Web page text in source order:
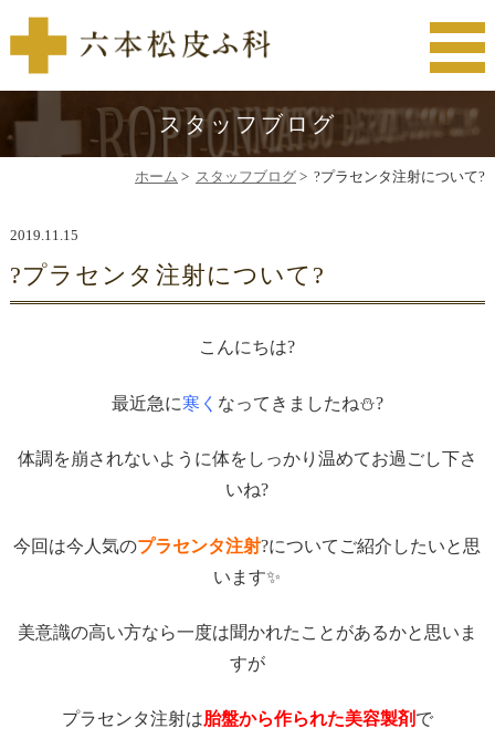
スタッフブログ
ホーム > スタッフブログ > ?プラセンタ注射について?
2019.11.15
?プラセンタ注射について?
こんにちは?
最近急に寒く なってきましたね⛄?
体調を崩されないように体をしっかり温めてお過ごし下さ
いね?
今回は今人気のプラセンタ注射?についてご紹介したいと思
います✨
美意識の高い方なら一度は聞かれたことがあるかと思いま
すが
プラセンタ注射は胎盤から作られた美容製剤 で